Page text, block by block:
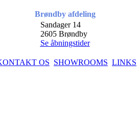
Brøndby afdeling
Sandager 14
2605 Brøndby
Se åbningstider
OS SHOWROOMS LINKS